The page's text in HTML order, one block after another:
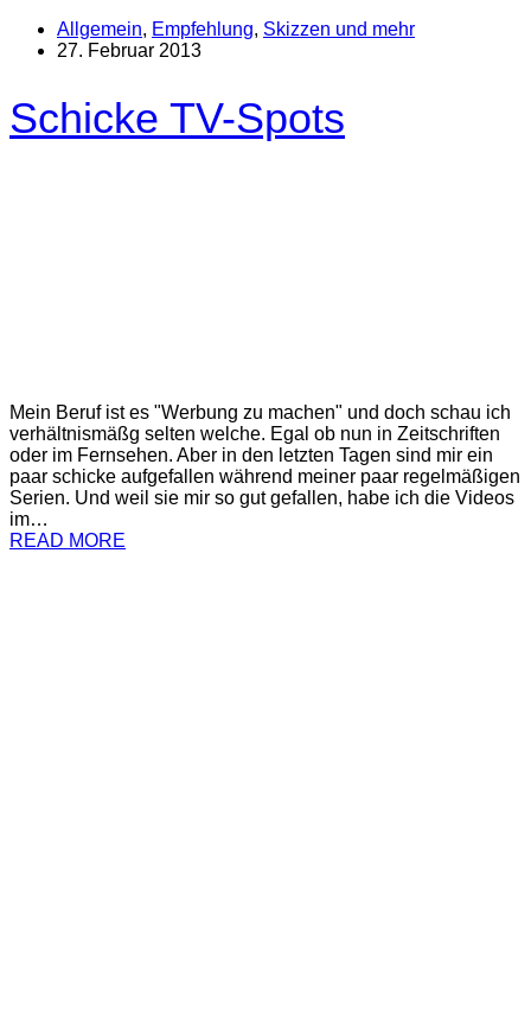
Allgemein, Empfehlung, Skizzen und mehr
27. Februar 2013
Schicke TV-Spots
Mein Beruf ist es "Werbung zu machen" und doch schau ich
verhältnismäßg selten welche. Egal ob nun in Zeitschriften
oder im Fernsehen. Aber in den letzten Tagen sind mir ein
paar schicke aufgefallen während meiner paar regelmäßigen
Serien. Und weil sie mir so gut gefallen, habe ich die Videos
im…
READ MORE